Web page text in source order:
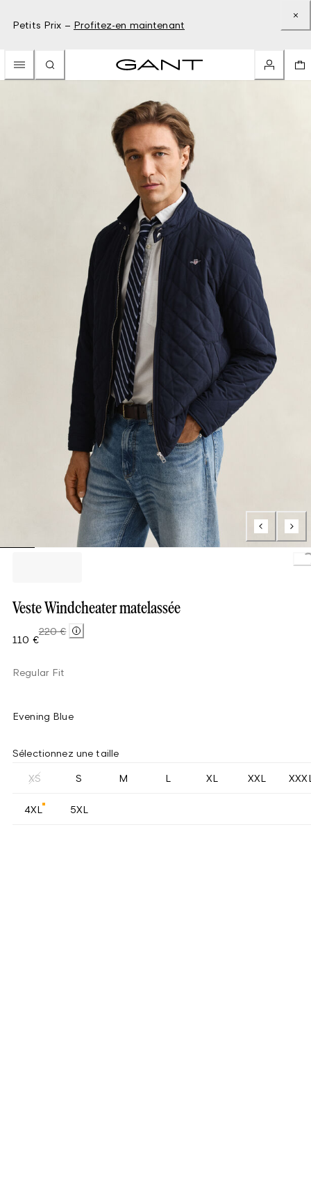
Petits Prix – Profitez-en maintenant
Veste Windcheater matelassée
110 €
220 €
Regular Fit
Evening Blue
Sélectionnez une taille
XS S M L XL XXL
4XL 5XL